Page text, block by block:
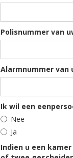
Polisnummer van
Alarmnummer van
Ik wil een
Nee
Ja
Indien u een